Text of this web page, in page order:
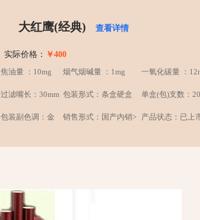
大红鹰(经典) 查看详情
实际价格： ￥400
焦油量 ：10mg 烟气烟碱量 ：1mg 一氧化碳量 ：
过滤嘴长：30mm 包装形式：条盒硬盒 单盒(包)支数：20
包装副色调：金 销售形式：国产内销> 产品状态：已上